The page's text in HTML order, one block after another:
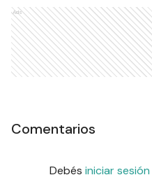
Ads
Comentarios
Debés iniciar sesión